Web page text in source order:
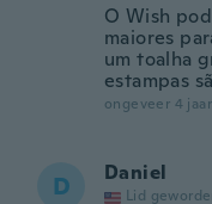
O Wish
maiores
um toalha
estampas
ongeveer 4
D Daniel
Lid